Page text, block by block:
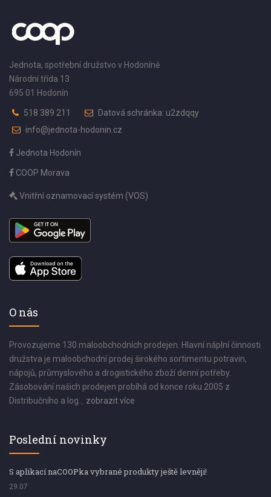
Jednota, spotřební družstvo v Hodoníně
Národní třída 13
695 01 Hodonín
518 389 211
Datová schránka: u2zdqqy
info@jednota-hodonin.cz
Jednota Hodonín
COOP Morava
Vnitřní oznamovací systém (VOS)
O nás
Provozujeme 130 maloobchodních prodejen. Hlavní náplní činnosti
družstva je maloobchodní prodej širokého sortimentu potravin,
nápojů, průmyslového a drogistického zboží denní potřeby.
Zásobování našich prodejen probíhá od konce roku 2005 z
Distribučního a log... zobrazit více
Poslední novinky
S aplikací naCOOPka vybrané produkty ještě levněji!
29.07